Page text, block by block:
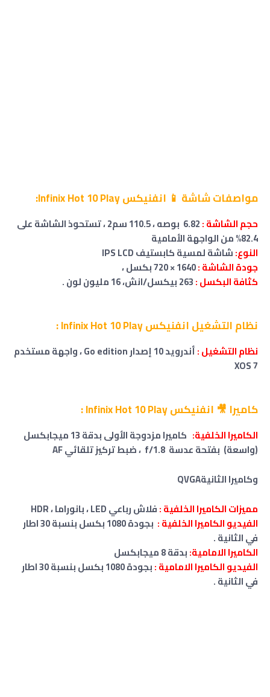
مواصفات شاشة 📱 انفنيكس Infinix Hot 10 Play:
حجمالشاشة:6.82 بوصه ، 110.5 سم2 ،
تستحوذ الشاشة على
82.4% من الواجهة الأمامية
النوع:شاشة لمسية كابستيف IPS LCD
جودة الشاشة :
كثافة البكسل :
،16 مليون لون .
نظام التشغيل انفنيكس Infinix Hot 10 Play :
نظام التشغيل :أندرويد 10 إصدار Go edition
، واجهة مستخدم
XOS 7
كاميرا 🎥 انفنيكس Infinix Hot 10 Play :
الكاميرا الخلفية:
كاميرا مزدوجة الأولى بدقة 13 ميجابكسل
(واسعة) بفتحة عدسة f/1.8 ،ضبط تركيز تلقائي AF
وكاميراالثانيةQVGA
مميزات الكاميرا الخلفية :فلاش رباعي LED ، بانوراما ، HDR
الفيديو الكاميرا الخلفية :
بجودة 1080 بكسل بنسبة 30 اطار
في الثانية.
الكاميرا الامامية:بدقة 8 ميجابكسل
الفيديو الكاميرا الامامية :
بجودة 1080 بكسل بنسبة 30 اطار
في الثانية .